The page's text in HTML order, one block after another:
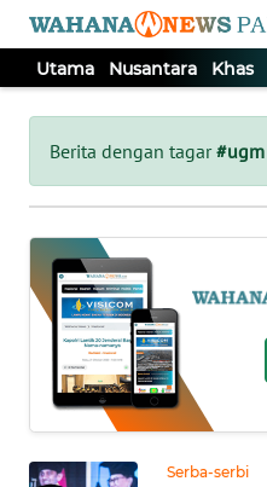
Utama Nusantara Khas
Berita dengan tagar#ugm
Serba-serbi
Tutup
UTAMA
NUSANTARA
KHAS
SERBA-
SERBI